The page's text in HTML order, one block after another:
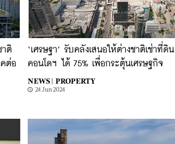
ติ
ต่อ
‘เศรษฐา’ รับคลังเสนอให้ต่างชาติเช่าที่
คอนโดฯ ได้ 75% เพื่อกระตุ้นเศรษฐกิจ
NEWS | PROPERTY
24 Jun 2024